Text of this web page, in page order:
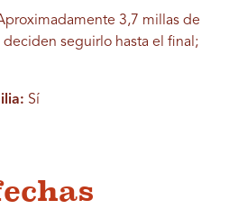
3,7 millas de
deciden seguirlo hasta el final;
Sí